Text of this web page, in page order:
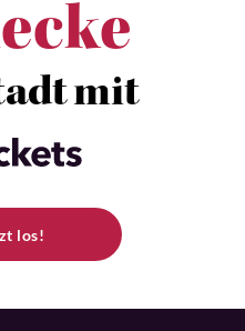
mit
los!